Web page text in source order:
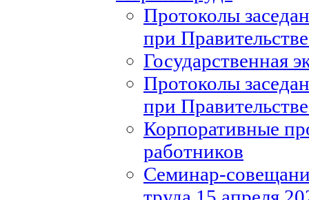
Протоколы
при
Государственная
Протоколы
при
Корпоративные
работников
Семинар-